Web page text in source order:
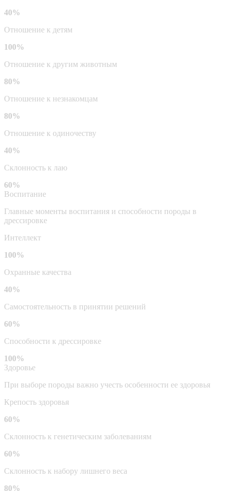
40%
Отношение к детям
100%
Отношение к другим животным
80%
Отношение к незнакомцам
80%
Отношение к одиночеству
40%
Склонность к лаю
60%
Воспитание
Главные моменты воспитания и способности породы в
дрессировке
Интеллект
100%
Охранные качества
40%
Самостоятельность в принятии решений
60%
Способности к дрессировке
100%
Здоровье
При выборе породы важно учесть особенности ее здоровья
Крепость здоровья
60%
Склонность к генетическим заболеваниям
60%
Склонность к набору лишнего веса
80%